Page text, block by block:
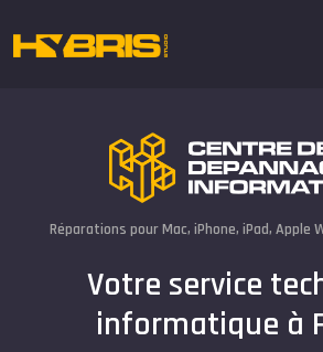
Réparations pour Mac, iPhone, iPad, Apple
Votre service
informatique à